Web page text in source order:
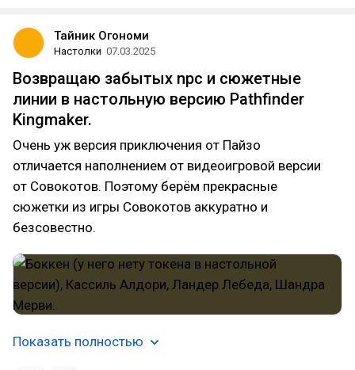
Тайник Огономи
Настолки 07.03.2025
Возвращаю забытых npc и сюжетные
линии в настольную версию Pathfinder
Kingmaker.
Очень уж версия приключения от Пайзо
отличается наполнением от видеоигровой версии
от Совокотов. Поэтому берём прекрасные
сюжетки из игры Совокотов аккуратно и
безсовестно.
Показать полностью